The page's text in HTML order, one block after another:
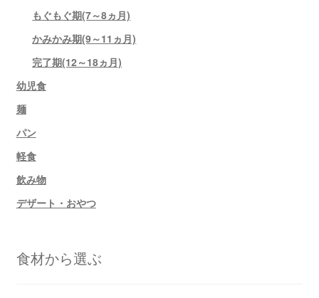
もぐもぐ期(7～8ヵ月)
かみかみ期(9～11ヵ月)
完了期(12～18ヵ月)
幼児食
麺
パン
軽食
飲み物
デザート・おやつ
食材から選ぶ